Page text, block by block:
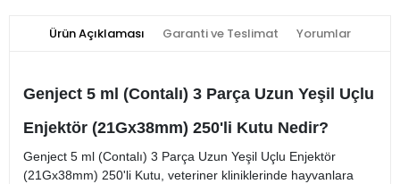
Ürün Açıklaması Garanti ve Teslimat Yorumlar
Genject 5 ml (Contalı) 3 Parça Uzun Yeşil Uçlu
Enjektör (21Gx38mm) 250'li Kutu Nedir?
Genject 5 ml (Contalı) 3 Parça Uzun Yeşil Uçlu Enjektör
(21Gx38mm) 250'li Kutu, veteriner kliniklerinde hayvanlara